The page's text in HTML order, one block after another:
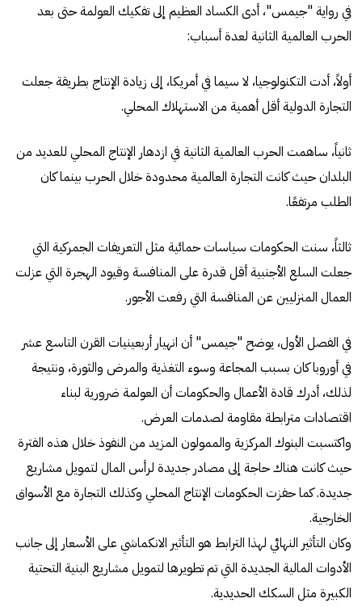
في رواية "جيمس"، أدى الكساد العظيم إلى تفكيك العولمة حتى بعد
الحرب العالمية الثانية لعدة أسباب:
أولاً، أدت التكنولوجيا، لا سيما في أمريكا، إلى زيادة الإنتاج بطريقة جعلت
التجارة الدولية أقل أهمية من الاستهلاك المحلي.
ثانياً، ساهمت الحرب العالمية الثانية في ازدهار الإنتاج المحلي للعديد من
البلدان حيث كانت التجارة العالمية محدودة خلال الحرب بينما كان
الطلب مرتفعًا.
ثالثاً، سنت الحكومات سياسات حمائية مثل التعريفات الجمركية التي
جعلت السلع الأجنبية أقل قدرة على المنافسة وقيود الهجرة التي عزلت
العمال المنزليين عن المنافسة التي رفعت الأجور.
في الفصل الأول، يوضح "جيمس" أن انهيار أربعينيات القرن التاسع عشر
في أوروبا كان بسبب المجاعة وسوء التغذية والمرض والثورة، ونتيجة
لذلك، أدرك قادة الأعمال والحكومات أن العولمة ضرورية لبناء
اقتصادات مترابطة مقاومة لصدمات العرض.
واكتسبت البنوك المركزية والممولون المزيد من النفوذ خلال هذه الفترة
حيث كانت هناك حاجة إلى مصادر جديدة لرأس المال لتمويل مشاريع
جديدة. كما حفزت الحكومات الإنتاج المحلي وكذلك التجارة مع الأسواق
الخارجية.
وكان التأثير النهائي لهذا الترابط هو التأثير الانكماشي على الأسعار إلى جانب
الأدوات المالية الجديدة التي تم تطويرها لتمويل مشاريع البنية التحتية
الكبيرة مثل السكك الحديدية.